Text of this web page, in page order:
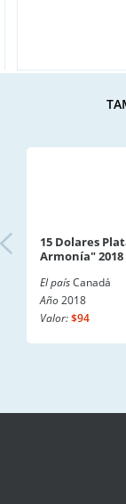
15 Dolares
Armonía" 2018
El paísCanadá
Año2018
Valor:$94